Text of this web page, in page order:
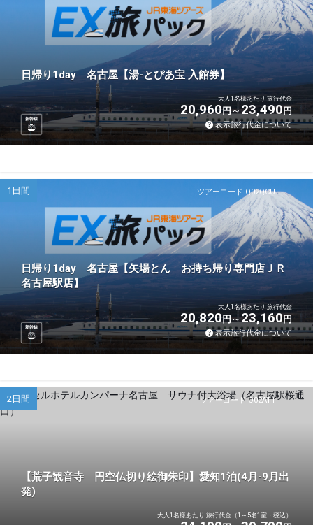
日帰り1day 名古屋【湯-とぴあ宝 入館券】
新幹線
大人1名様あたり 旅行代金
20,960円 23,490円
表示旅行代金について
ツアーコード Q02QCU
1日間
日帰り1day 名古屋【矢場とん お持ち帰り専門店ＪＲ
名古屋駅店】
新幹線
大人1名様あたり 旅行代金
20,820円 23,160円
表示旅行代金について
ツアーコード Q02AT1
2日間
【荒子観音寺 円空仏切り絵御朱印】愛知1泊(4月-9月出
発)
大人1名様あたり 旅行代金（1～5名1室・税込）